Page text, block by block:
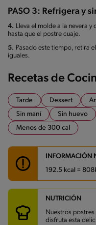
PASO 3: Refrigera y
4. Lleva el molde a la nevera
hasta que el postre cuaje.
5. Pasado este tiempo, retira
iguales.
Recetas de
Tarde Dessert
Sin maní
Sin huevo
Menos de 300 cal
INFORMACIÓN
192.5 kcal =
Carbohidratos
Energía 192.5
Grasas 10.9 g
NUTRICIÓN
Nuestros
disfruta esta